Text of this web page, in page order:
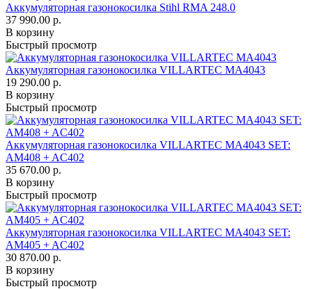
Аккумуляторная газонокосилка Stihl RMA 248.0
37 990.00 р.
В корзину
Быстрый просмотр
Аккумуляторная газонокосилка VILLARTEC MA4043
19 290.00 р.
В корзину
Быстрый просмотр
Аккумуляторная газонокосилка VILLARTEC MA4043 SET:
AM408 + AC402
35 670.00 р.
В корзину
Быстрый просмотр
Аккумуляторная газонокосилка VILLARTEC MA4043 SET:
AM405 + AC402
30 870.00 р.
В корзину
Быстрый просмотр